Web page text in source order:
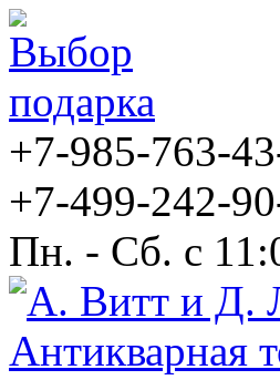
+7-985-763-
+7-499-242-
Пн. - Сб. с